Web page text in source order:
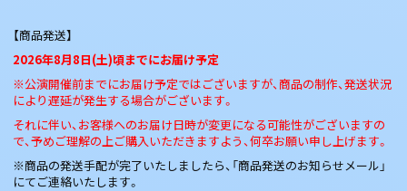
【商品発送】
2026年8月8日(土)頃までにお届け予定
※公演開催前までにお届け予定ではございますが、商品の制作、発送状況
により遅延が発生する場合がございます。
それに伴い、お客様へのお届け日時が変更になる可能性がございますの
で、予めご理解の上ご購入いただきますよう、何卒お願い申し上げます。
※商品の発送手配が完了いたしましたら、「商品発送のお知らせメール」
にてご連絡いたします。